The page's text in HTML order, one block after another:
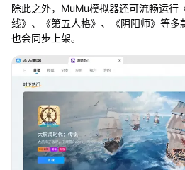
除此之外，MuMu模拟器还可流畅运行
线》、《第五人格》、《阴阳师》等多
也会同步上架。